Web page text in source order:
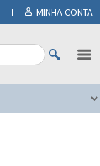
MINHA CONTA